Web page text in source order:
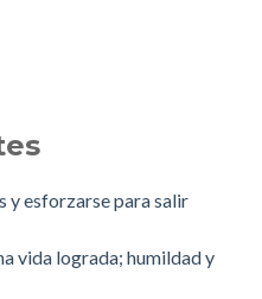
y esforzarse para salir
vida lograda; humildad y